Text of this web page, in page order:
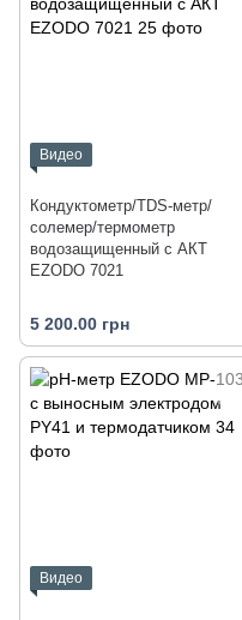
Видео
Кондуктометр/TDS-метр/
солемер/термометр
водозащищенный с АКТ
EZODO 7021
5 200.00 грн
Видео